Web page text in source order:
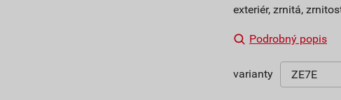
exteriér, zrnitá,
Podrobný popis
varianty